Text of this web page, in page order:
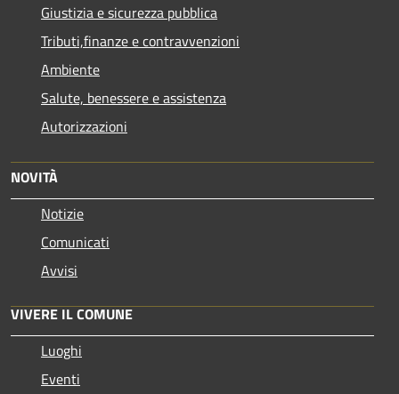
Giustizia e sicurezza pubblica
Tributi,finanze e contravvenzioni
Ambiente
Salute, benessere e assistenza
Autorizzazioni
NOVITÀ
Notizie
Comunicati
Avvisi
VIVERE IL COMUNE
Luoghi
Eventi